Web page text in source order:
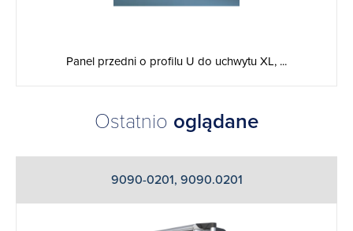
Panel przedni o profilu U do uchwytu XL, ...
Ostatnio oglądane
9090-0201, 9090.0201